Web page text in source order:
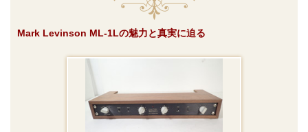
Mark Levinson ML-1Lの魅力と真実に迫る